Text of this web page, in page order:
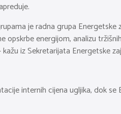
je radna grupa
energijom, analizu
iz Sekretarijata Energetske
internih cijena ugljika, dok